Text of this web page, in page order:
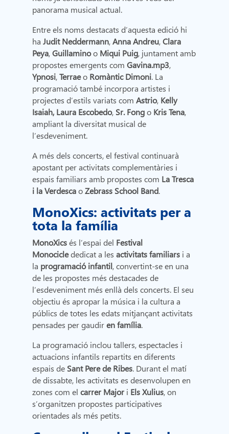
panorama musical actual.
Entre els noms destacats d’aquesta edició hi
haJudit Neddermann,Anna Andreu,Clara
Peya,Guillaminoo Miqui Puig, juntament amb
propostes emergents comGavina.mp3,
Ypnosi,Terraeo Romàntic Dimoni. La
programació també incorpora artistes i
projectes d’estils variats comAstrio, Kelly
Isaiah, Laura Escobedo, Sr. Fongo Kris Tena,
ampliant la diversitat musical de
l’esdeveniment.
A més dels concerts, el festival continuarà
apostant per activitats complementàries i
espais familiars amb propostes com La Tresca
i la VerdescaoZebrass School Band.
MonoXics: activitats per a
tota la família
MonoXicsés l’espai del Festival
Monociclededicat a lesactivitats familiars i a
la programació infantil, convertint-se en una
de les propostes més destacades de
l’esdeveniment més enllà dels concerts. El seu
objectiu és apropar la música i la cultura a
públics de totes les edats mitjançant activitats
pensades per gaudiren família.
La programació inclou tallers, espectacles i
actuacions infantils repartits en diferents
espais de Sant Pere de Ribes. Durant el matí
de dissabte, les activitats es desenvolupen en
zones com elcarrer Major i Els Xulius, on
s’organitzen propostes participatives
orientades als més petits.